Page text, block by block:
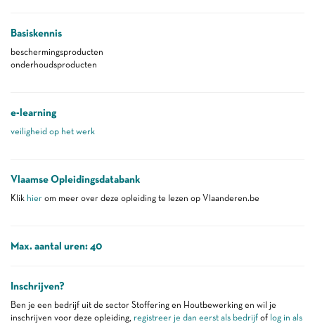
Basiskennis
beschermingsproducten
onderhoudsproducten
e-learning
veiligheid op het werk
Vlaamse Opleidingsdatabank
Klik hier om meer over deze opleiding te lezen op Vlaanderen.be
Max. aantal uren: 40
Inschrijven?
Ben je een bedrijf uit de sector Stoffering en Houtbewerking en wil je
inschrijven voor deze opleiding, registreer je dan eerst als bedrijf of log in als